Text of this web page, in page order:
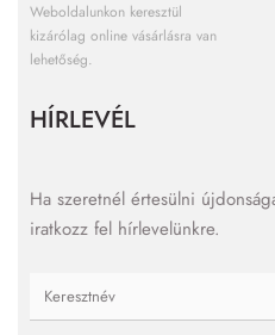
Weboldalunkon keresztül
kizárólag online vásárlásra van
lehetőség.
HÍRLEVÉL
Ha szeretnél értesülni
iratkozz fel hírlevelünkre.